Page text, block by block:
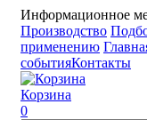
Информационное
Производство
применению
событияКонтакты
Корзина
0